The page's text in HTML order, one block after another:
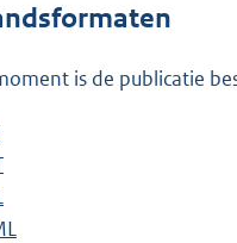
is de publicatie
e
s
ts
e